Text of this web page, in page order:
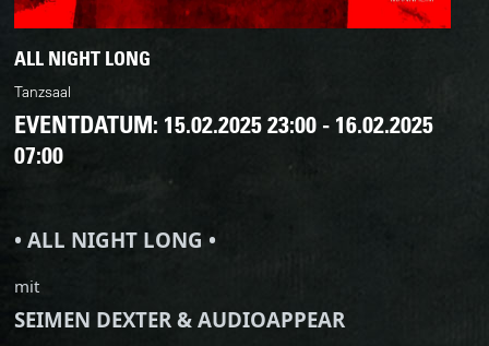
ALL NIGHT LONG
Tanzsaal
EVENTDATUM: 15.02.2025 23:00 - 16.02.2025
07:00
• ALL NIGHT LONG •
mit
SEIMEN DEXTER & AUDIOAPPEAR